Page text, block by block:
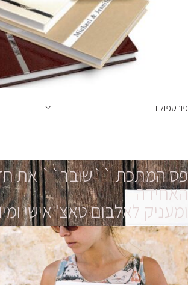
פורטפוליו
פס המתכת ``שובר`` את
האחידה
ומעניק לאלבום טאצ' אישי